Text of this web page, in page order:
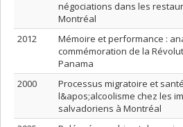
négociations dans les
Montréal
2012
Mémoire et performance :
commémoration de la
Panama
2000
Processus migratoire et
l&apos;alcoolisme chez les
salvadoriens à Montréal